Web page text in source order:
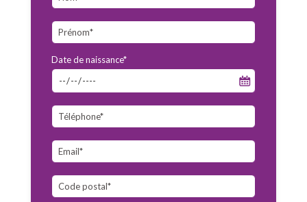
Date de naissance*